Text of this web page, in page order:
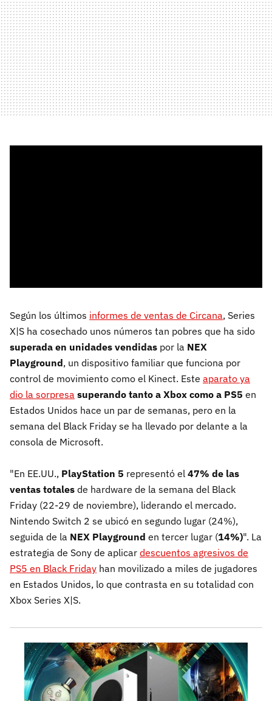
Según los últimos informes de ventas de Circana, Series
X|S ha cosechado unos números tan pobres que ha sido
superada en unidades vendidas por la NEX
Playground, un dispositivo familiar que funciona por
control de movimiento como el Kinect. Este aparato ya
dio la sorpresa superando tanto a Xbox como a PS5 en
Estados Unidos hace un par de semanas, pero en la
semana del Black Friday se ha llevado por delante a la
consola de Microsoft.
"En EE.UU., PlayStation 5 representó el 47% de las
ventas totales de hardware de la semana del Black
Friday (22-29 de noviembre), liderando el mercado.
Nintendo Switch 2 se ubicó en segundo lugar (24%),
seguida de la NEX Playground en tercer lugar (14%)". La
estrategia de Sony de aplicar descuentos agresivos de
PS5 en Black Friday han movilizado a miles de jugadores
en Estados Unidos, lo que contrasta en su totalidad con
Xbox Series X|S.